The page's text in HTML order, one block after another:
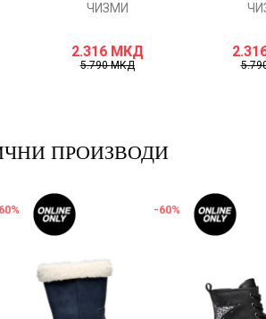
ЧИЗМИ
2.316 МКД
5.790МКД
ПРОИЗВОДИ
% -60%